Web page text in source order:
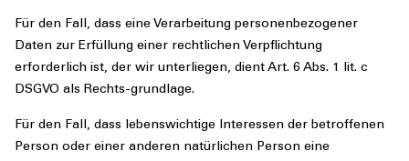
Für den Fall, dass eine Verarbeitung personenbezogener
Daten zur Erfüllung einer rechtlichen Verpflichtung
erforderlich ist, der wir unterliegen, dient Art. 6 Abs. 1 lit. c
DSGVO als Rechts-grundlage.
Für den Fall, dass lebenswichtige Interessen der betroffenen
Person oder einer anderen natürlichen Person eine